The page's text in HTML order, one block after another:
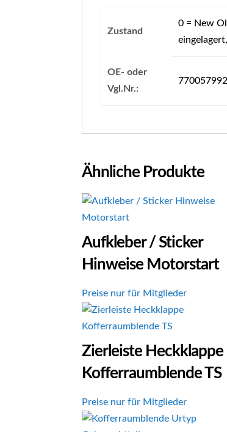
Zustand
0 = New
OE- oder
Vgl.Nr.:
Ähnliche Produkte
Aufkleber / Sticker
Hinweise Motorstart
Preise nur für Mitglieder
Zierleiste Heckklappe
Kofferraumblende TS
Preise nur für Mitglieder